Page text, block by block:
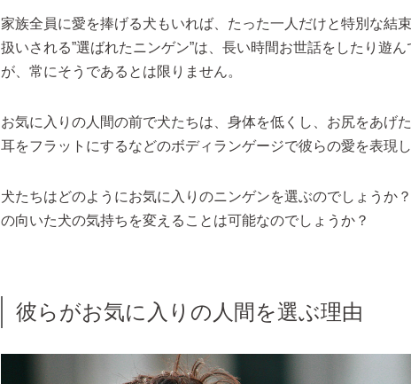
家族全員に愛を捧げる犬もいれば、たった一人だけと特別な結
扱いされる”選ばれたニンゲン”は、長い時間お世話をしたり遊
が、常にそうであるとは限りません。
お気に入りの人間の前で犬たちは、身体を低くし、お尻をあげ
耳をフラットにするなどのボディランゲージで彼らの愛を表現し
犬たちはどのようにお気に入りのニンゲンを選ぶのでしょうか
の向いた犬の気持ちを変えることは可能なのでしょうか？
彼らがお気に入りの人間を選ぶ理由